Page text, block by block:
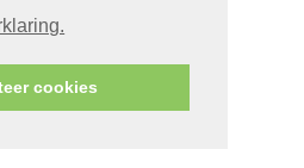
cookies